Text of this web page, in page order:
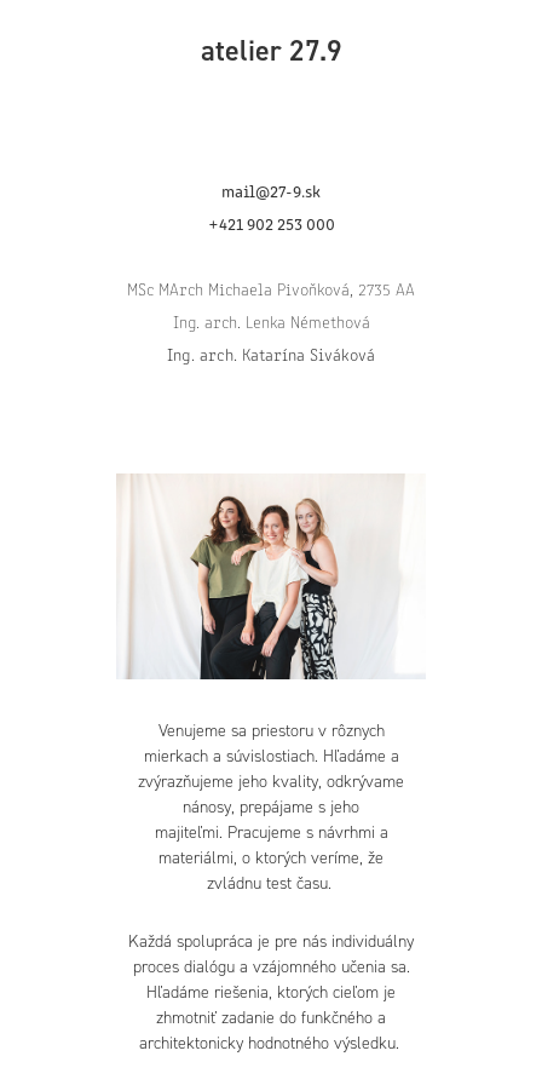
atelier 27.9
mail@27-9.sk
+421 902 253 000
MSc MArch Michaela Pivoňková, 2735 AA
Ing. arch. Lenka Némethová
Ing. arch. Katarína Siváková
Venujeme sa priestoru v rôznych
mierkach a súvislostiach. Hľadáme a
zvýrazňujeme jeho kvality, odkrývame
nánosy, prepájame s jeho
majiteľmi. Pracujeme s návrhmi a
materiálmi, o ktorých veríme, že
zvládnu test času.
Každá spolupráca je pre nás individuálny
proces dialógu a vzájomného učenia sa.
Hľadáme riešenia, ktorých cieľom je
zhmotniť zadanie do funkčného a
architektonicky hodnotného výsledku.